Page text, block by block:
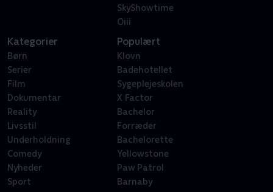
SkyShowtime
Oiii
Kategorier
Børn
Serier
Film
Dokumentar
Reality
Livsstil
Underholdning
Comedy
Nyheder
Sport
Populært
Klovn
Badehotellet
Sygeplejeskolen
X Factor
Bachelor
Forræder
Bachelorette
Yellowstone
Paw Patrol
Barnaby